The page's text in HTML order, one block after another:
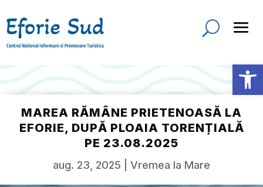
MAREA RĂMÂNE PRIETENOASĂ LA
EFORIE, DUPĂ PLOAIA TORENȚIALĂ
PE 23.08.2025
aug. 23, 2025 Vremea la Mare